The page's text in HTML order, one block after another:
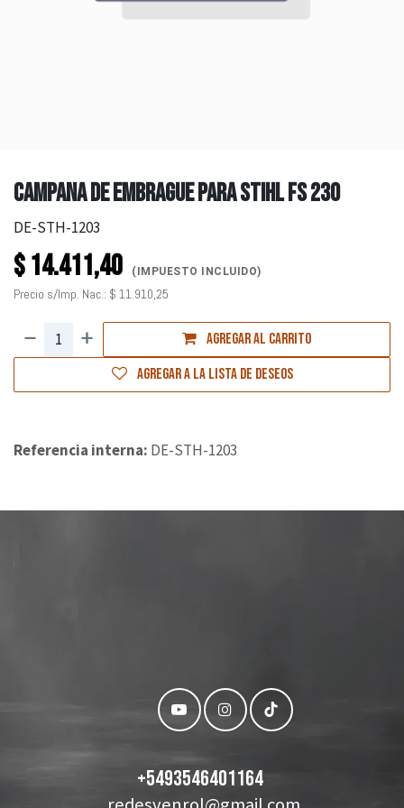
CAMPANA DE EMBRAGUE PARA STIHL FS 230
DE-STH-1203
$14.411,40 (IMPUESTO INCLUIDO)
Precio s/Imp. Nac.: $ 11.910,25
Agregar al carrito
Agregar a la lista de deseos
Referencia interna: DE-STH-1203
+5493546401164